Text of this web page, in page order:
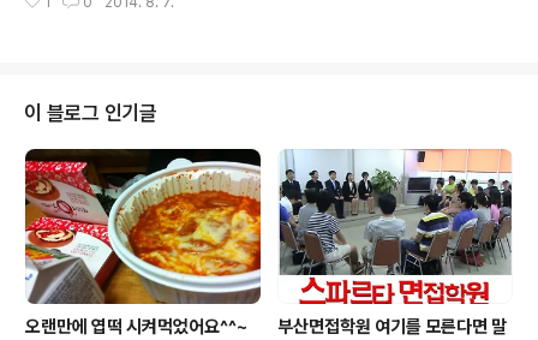
도 저번 주말에 여행갔다와서 어제 명동에 만났는데 오랜
아침마다 둘다 회사 가기 싫다고 모닝콜하면서 흑흑 우는
데 먹고 살려면 어쩔 수 없지요ㅠㅠ 여긴 친구들과 다녀온
맛집 라이스스토리 여긴 명동성당 근처에 있는 쌀요리? 전
문점같은 곳인데 막 가게 인테리어가 특출나게 좋고 이런
건 없지만 착한 가격에 맛있었던 곳이라서 추천하고 싶은
곳! 반찬들은 간단하게~ 점심으로 먹기 딱 좋..
이 블로그 인기글
오랜만에 엽떡 시켜먹었어요^^~
부산면접학원 여기를 모른다면 말